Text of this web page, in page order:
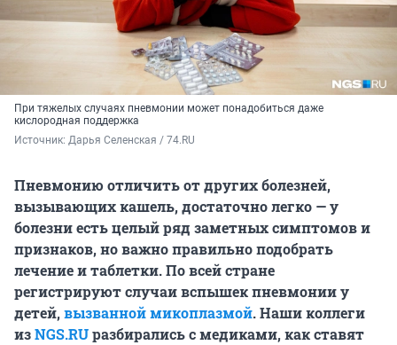
При тяжелых случаях пневмонии может понадобиться даже
кислородная поддержка
Источник: Дарья Селенская / 74.RU
Пневмонию отличить от других болезней,
вызывающих кашель, достаточно легко — у
болезни есть целый ряд заметных симптомов и
признаков, но важно правильно подобрать
лечение и таблетки. По всей стране
регистрируют случаи вспышек пневмонии у
детей,вызванной микоплазмой. Наши коллеги
изNGS.RUразбирались с медиками, как ставят